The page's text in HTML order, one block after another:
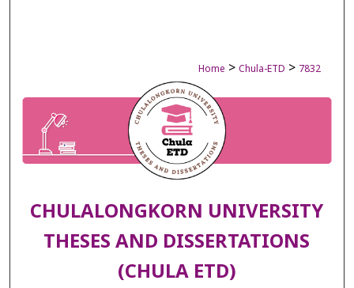
Home > Chula-ETD > 7832
CHULALONGKORN UNIVERSITY
THESES AND DISSERTATIONS
(CHULA ETD)